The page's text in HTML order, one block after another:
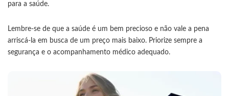
para a saúde.
Lembre-se de que a saúde é um bem precioso e não vale a pena
arriscá-la em busca de um preço mais baixo. Priorize sempre a
segurança e o acompanhamento médico adequado.